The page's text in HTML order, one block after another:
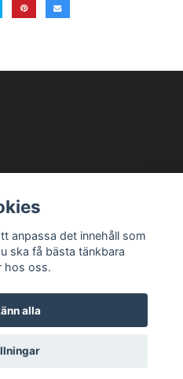
Prenumerera
Teamgear
anpassa det innehåll som
ska få bästa tänkbara
hos oss.
alla